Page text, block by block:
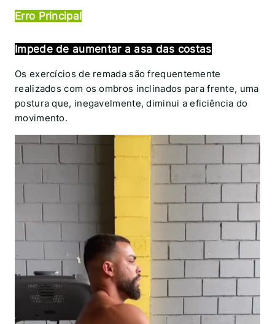
Erro Principal
Impede de aumentar a asa das costas
Os exercícios de remada são frequentemente
realizados com os ombros inclinados para frente, uma
postura que, inegavelmente, diminui a eficiência do
movimento.